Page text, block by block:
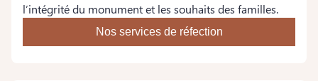
l’intégrité du monument et les souhaits des familles.
Nos services de réfection